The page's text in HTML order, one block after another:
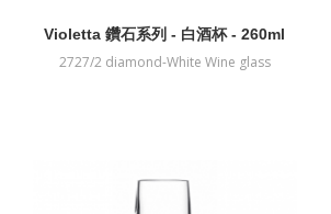
Violetta 鑽石系列 - 白酒杯 - 260ml
2727/2 diamond-White Wine glass